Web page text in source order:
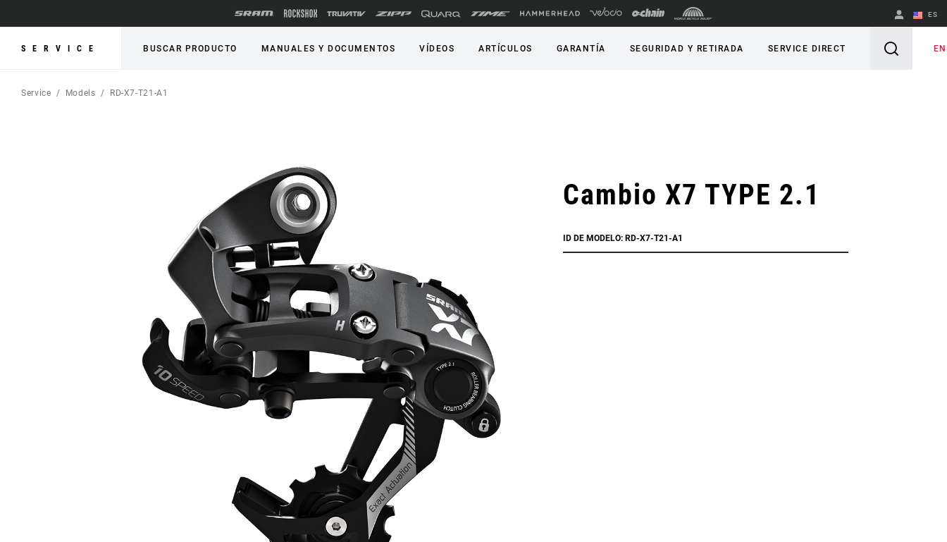
ES
English
SERVICE BUSCAR PRODUCTO MANUALES Y DOCUMENTOS VÍDEOS ARTÍCULOS GARANTÍA SEGURIDAD Y RETIRADA SERVICE DIRECT
Service Models RD-X7-T21-A1
Cambio X7 TYPE 2.1
ID DE MODELO: RD-X7-T21-A1